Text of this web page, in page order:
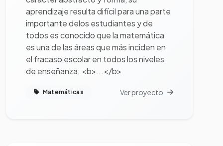
aprendizaje resulta difícil para una parte
importante delos estudiantes y de
todos es conocido que la matemática
es una de las áreas que más inciden en
el fracaso escolar en todos los niveles
de enseñanza; <b>...</b>
Matemáticas Ver proyecto